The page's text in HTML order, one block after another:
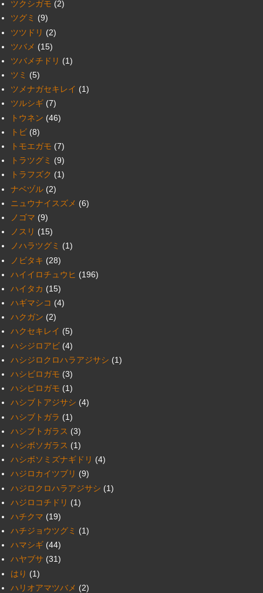
ツクシガモ (2)
ツグミ (9)
ツツドリ (2)
ツバメ (15)
ツバメチドリ (1)
ツミ (5)
ツメナガセキレイ (1)
ツルシギ (7)
トウネン (46)
トビ (8)
トモエガモ (7)
トラツグミ (9)
トラフズク (1)
ナベヅル (2)
ニュウナイスズメ (6)
ノゴマ (9)
ノスリ (15)
ノハラツグミ (1)
ノビタキ (28)
ハイイロチュウヒ (196)
ハイタカ (15)
ハギマシコ (4)
ハクガン (2)
ハクセキレイ (5)
ハシジロアビ (4)
ハシジロクロハラアジサシ (1)
ハシビロガモ (3)
ハシピロガモ (1)
ハシブトアジサシ (4)
ハシブトガラ (1)
ハシブトガラス (3)
ハシボソガラス (1)
ハシボソミズナギドリ (4)
ハジロカイツブリ (9)
ハジロクロハラアジサシ (1)
ハジロコチドリ (1)
ハチクマ (19)
ハチジョウツグミ (1)
ハマシギ (44)
ハヤブサ (31)
はり (1)
ハリオアマツバメ (2)